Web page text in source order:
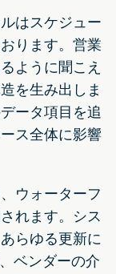
はスケジュー
ります。営業
ように聞こえ
を生み出しま
ータ項目を追
ス全体に影響
ウォーターフ
れます。シス
らゆる更新に
ベンダーの介